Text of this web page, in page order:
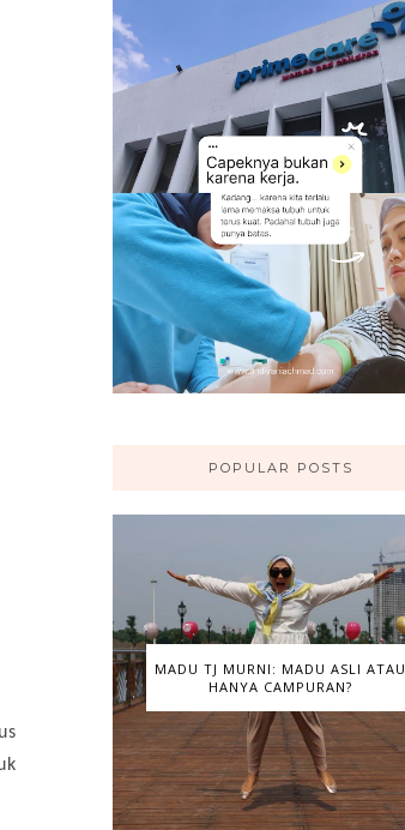
POPULAR POSTS
MADU TJ MURNI: MADU ASLI ATAU
HANYA CAMPURAN?